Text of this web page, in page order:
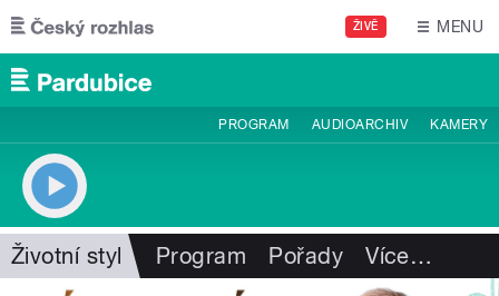
Přejít k hlavnímu obsahu
ŽIVĚ MENU
PROGRAM AUDIOARCHIV KAMERY
Životní styl Program Pořady Více…